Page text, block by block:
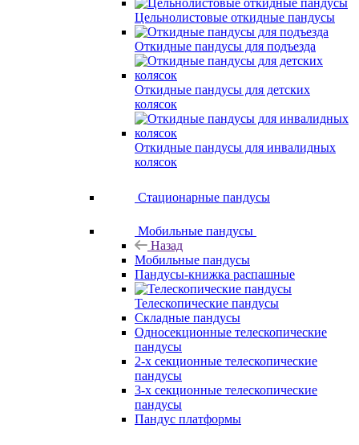
Цельнолистовые откидные пандусы
Откидные пандусы для подъезда
Откидные пандусы для детских
колясок
Откидные пандусы для инвалидных
колясок
Стационарные пандусы
Мобильные пандусы
Назад
Мобильные пандусы
Пандусы-книжка распашные
Телескопические пандусы
Складные пандусы
Односекционные телескопические
пандусы
2-х секционные телескопические
пандусы
3-х секционные телескопические
пандусы
Пандус платформы